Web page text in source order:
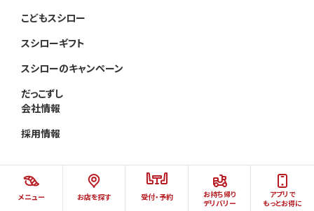
メニュー お店を探す 受付・予約
お持ち帰り
デリバリー
アプリで
もっとお得に
こどもスシロー
スシローギフト
スシローのキャンペーン
だっこずし
会社情報
採用情報
©AKINDO SUSHIRO CO.,LTD.ALL RIGHTS RESERVED.